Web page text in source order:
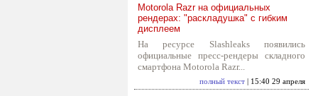
Motorola Razr на официальных
рендерах: "раскладушка" с гибким
дисплеем
На ресурсе Slashleaks появились
официальные пресс-рендеры складного
смартфона Motorola Razr...
полный текст | 15:40 29 апреля